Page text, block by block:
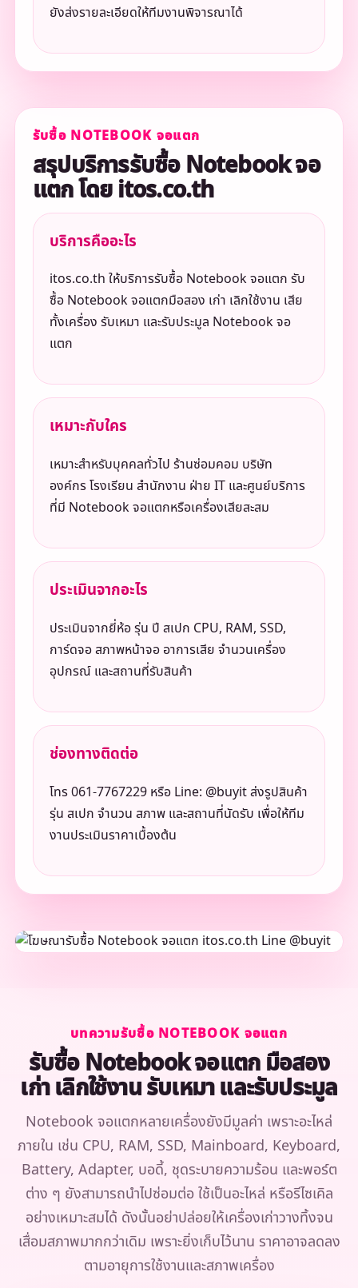
ยังส่งรายละเอียดให้ทีมงานพิจารณาได้
รับซื้อ NOTEBOOK จอแตก
สรุปบริการรับซื้อ Notebook จอ
แตก โดย itos.co.th
บริการคืออะไร
itos.co.th ให้บริการรับซื้อ Notebook จอแตก รับ
ซื้อ Notebook จอแตกมือสอง เก่า เลิกใช้งาน เสีย
ทั้งเครื่อง รับเหมา และรับประมูล Notebook จอ
แตก
เหมาะกับใคร
เหมาะสำหรับบุคคลทั่วไป ร้านซ่อมคอม บริษัท
องค์กร โรงเรียน สำนักงาน ฝ่าย IT และศูนย์บริการ
ที่มี Notebook จอแตกหรือเครื่องเสียสะสม
ประเมินจากอะไร
ประเมินจากยี่ห้อ รุ่น ปี สเปก CPU, RAM, SSD,
การ์ดจอ สภาพหน้าจอ อาการเสีย จำนวนเครื่อง
อุปกรณ์ และสถานที่รับสินค้า
ช่องทางติดต่อ
โทร 061-7767229 หรือ Line: @buyit ส่งรูปสินค้า
รุ่น สเปก จำนวน สภาพ และสถานที่นัดรับ เพื่อให้ทีม
งานประเมินราคาเบื้องต้น
บทความรับซื้อ NOTEBOOK จอแตก
รับซื้อ Notebook จอแตก มือสอง
เก่า เลิกใช้งาน รับเหมา และรับประมูล
Notebook จอแตกหลายเครื่องยังมีมูลค่า เพราะอะไหล่
ภายใน เช่น CPU, RAM, SSD, Mainboard, Keyboard,
Battery, Adapter, บอดี้, ชุดระบายความร้อน และพอร์ต
ต่าง ๆ ยังสามารถนำไปซ่อมต่อ ใช้เป็นอะไหล่ หรือรีไซเคิล
อย่างเหมาะสมได้ ดังนั้นอย่าปล่อยให้เครื่องเก่าวางทิ้งจน
เสื่อมสภาพมากกว่าเดิม เพราะยิ่งเก็บไว้นาน ราคาอาจลดลง
ตามอายุการใช้งานและสภาพเครื่อง